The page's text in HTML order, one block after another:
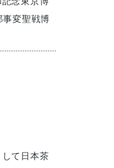
事変聖戦博
て日本茶